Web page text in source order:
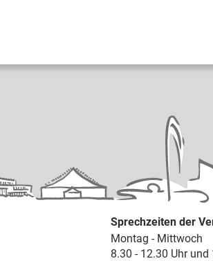
Sprechzeiten der
Montag - Mittwoch
8.30 - 12.30 Uhr und